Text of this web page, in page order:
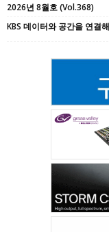
2026년 8월호 (Vol.368)
KBS 데이터와 공간을 연결